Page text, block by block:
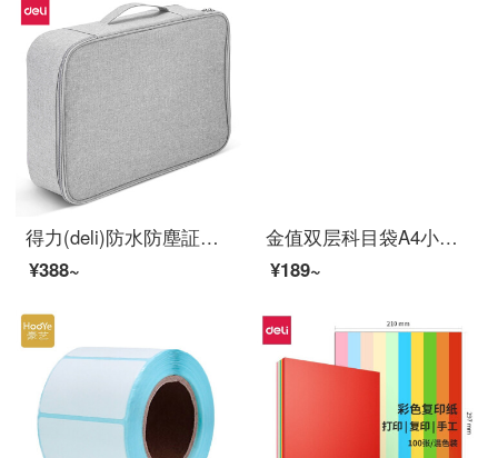
得力(deli)防水防塵証明書収納バッグ家庭用大容量多機能ファイルケース内蔵PP仕切り板二層灰色63758
¥388~
金值双层科目袋A4小学生用分类试卷收纳袋书袋学习拎书袋手提补课包作业资料补习学科ジッパー帆布分类文件袋
¥189~